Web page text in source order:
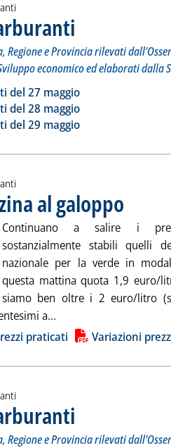
Regione e Provincia rilevati
economico ed elaborati dalla
prezzi carburanti'
notizia
del 27 maggio
del 28 maggio
del 29 maggio
al galoppo
Continuano a salire i
sostanzialmente stabili quelli
nazionale per la verde in
questa mattina quota 1,9 euro/
siamo ben oltre i 2 euro/litro
a...
notizia
praticati Variazioni
Regione e Provincia rilevati